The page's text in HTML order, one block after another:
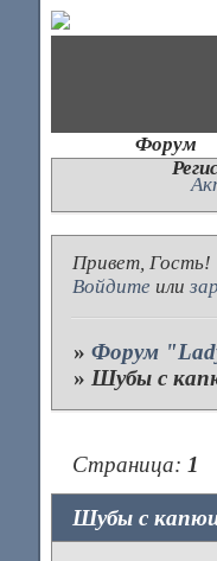
Форум
Привет, Гость!
Войдите или
»Форум
» Шубы с
Шубы с
Страница:1